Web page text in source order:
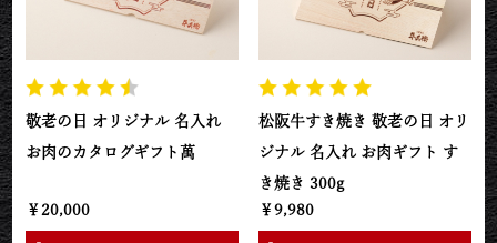
敬老の日 オリジナル 名入れ
お肉のカタログギフト萬
￥20,000
松阪牛すき焼き 敬老の日 オリ
ジナル 名入れ お肉ギフト す
き焼き 300g
￥9,980